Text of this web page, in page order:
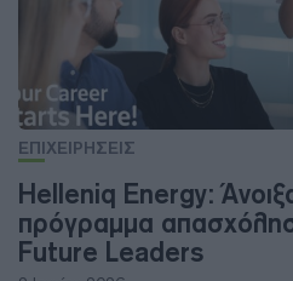
ΕΠΙΧΕΙΡΗΣΕΙΣ
Helleniq Energy:
πρόγραμμα
Future Leaders